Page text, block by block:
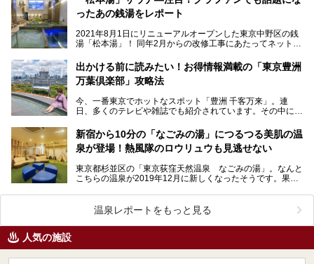
ったあの銭湯をレポート
2021年8月1日にリニューアルオープンした東京中野区の銭
湯「松本湯」！ 同年2月からの改修工事にあたってネットで
出かける前に読みたい！お得情報満載の「東京豊洲
万葉倶楽部」攻略法
今、一番東京でホットなスポット「豊洲 千客万来」。連
日、多くのテレビや雑誌でも紹介されています。その中にあ
集…
新宿から10分の「なごみの湯」につるつる美肌の温
泉が登場！熱風隊のロウリュウも見逃せない
東京都杉並区の「東京荻窪天然温泉 なごみの湯」。なんと
こちらの温泉が2019年12月に新しくなったそうです。果た
温泉レポートをもっと見る
人気の施設